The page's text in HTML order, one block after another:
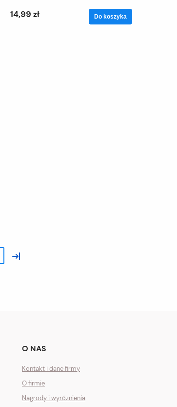
14,99 zł Do koszyka
»
O NAS
Kontakt i dane firmy
O firmie
Nagrody i wyróżnienia